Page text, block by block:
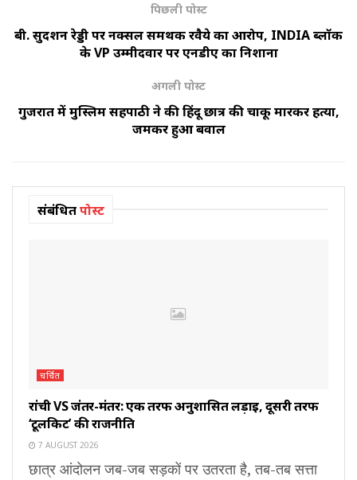
पिछली पोस्ट
बी. सुदर्शन रेड्डी पर नक्सल समर्थक रवैये का आरोप, INDIA ब्लॉक
के VP उम्मीदवार पर एनडीए का निशाना
अगली पोस्ट
गुजरात में मुस्लिम सहपाठी ने की हिंदू छात्र की चाकू मारकर हत्या,
जमकर हुआ बवाल
संबंधितपोस्ट
चर्चित
रांची VS जंतर-मंतर: एक तरफ अनुशासित लड़ाई, दूसरी तरफ
‘टूलकिट’ की राजनीति
7 AUGUST 2026
छात्र आंदोलन जब-जब सड़कों पर उतरता है, तब-तब सत्ता